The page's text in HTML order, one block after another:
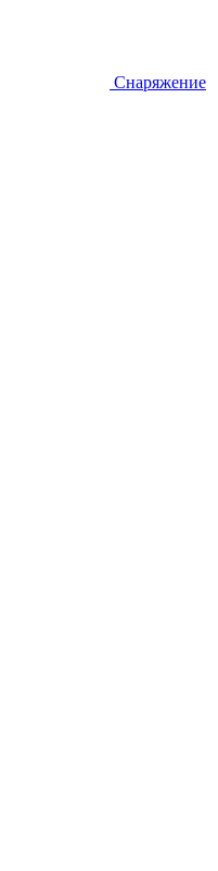
Снаряжение